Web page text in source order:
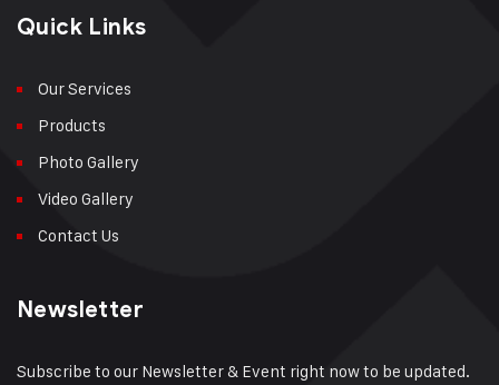
Quick Links
Our Services
Products
Photo Gallery
Video Gallery
Contact Us
Newsletter
Subscribe to our Newsletter & Event right now to be updated.